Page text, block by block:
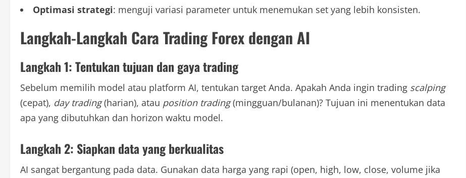
Optimasi strategi: menguji variasi parameter untuk menemukan set yang lebih konsisten.
Langkah-Langkah Cara Trading Forex dengan AI
Langkah 1: Tentukan tujuan dan gaya trading
Sebelum memilih model atau platform AI, tentukan target Anda. Apakah Anda ingin trading scalping
(cepat), day trading(harian), atau position trading(mingguan/bulanan)? Tujuan ini menentukan data
apa yang dibutuhkan dan horizon waktu model.
Langkah 2: Siapkan data yang berkualitas
AI sangat bergantung pada data. Gunakan data harga yang rapi (open, high, low, close, volume jika